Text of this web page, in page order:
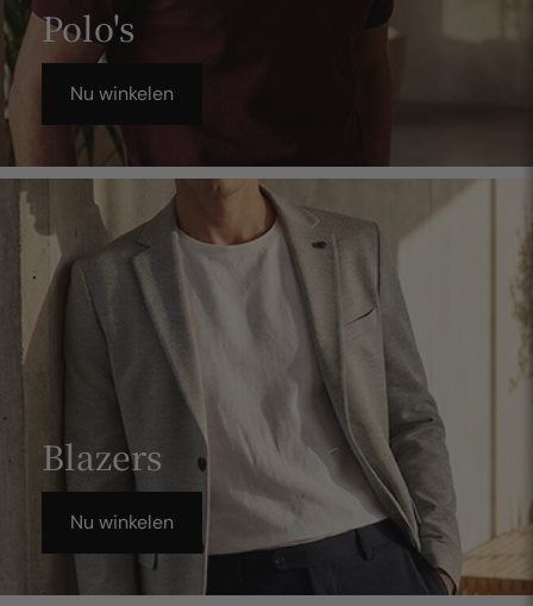
Polo's
Nu winkelen
Blazers
Nu winkelen